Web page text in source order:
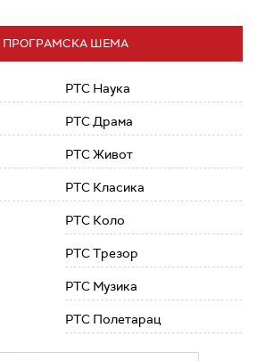
ПРОГРАМСКА ШЕМА
РТС Наука
РТС Драма
РТС Живот
РТС Класика
РТС Коло
РТС Трезор
РТС Музика
РТС Полетарац